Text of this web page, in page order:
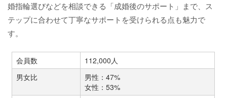
婚指輪選びなどを相談できる「成婚後のサポート」まで、ス
テップに合わせて丁寧なサポートを受けられる点も魅力で
す。
会員数
112,000人
男女比
男性：47%
女性：53%